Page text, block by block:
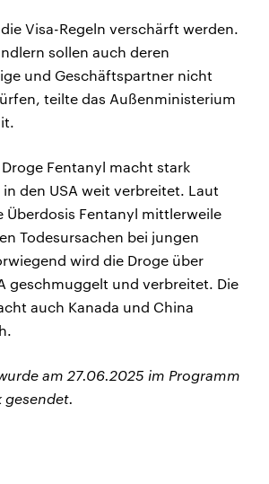
Visa-Regeln verschärft werden.
sollen auch deren
und Geschäftspartner nicht
teilte das Außenministerium
Fentanyl macht stark
den USA weit verbreitet. Laut
Überdosis Fentanyl mittlerweile
Todesursachen bei jungen
wird die Droge über
geschmuggelt und verbreitet. Die
auch Kanada und China
am 27.06.2025 im Programm
gesendet.